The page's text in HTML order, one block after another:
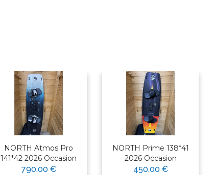
NORTH Atmos Pro
141*42 2026 Occasion
790,00 €
NORTH Prime 138*41
2026 Occasion
450,00 €